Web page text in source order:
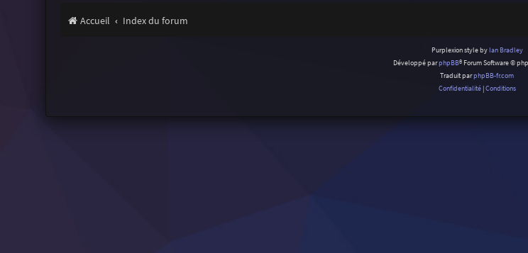
Accueil Index du forum
Purplexion style by Ian Bradley
Développé parphpBB® Forum Software ©
Traduit parphpBB-fr.com
Confidentialité|Conditions